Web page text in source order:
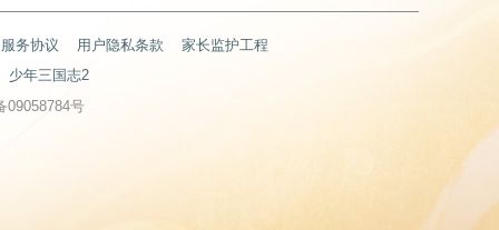
务协议 用户隐私条款
家长监护工程
少年三国志2
09058784号